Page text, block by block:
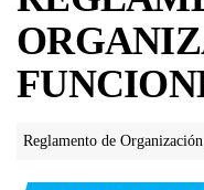
Reglamento de